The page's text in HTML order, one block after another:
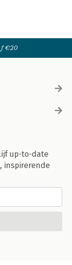
€20
up-to-date
inspirerende